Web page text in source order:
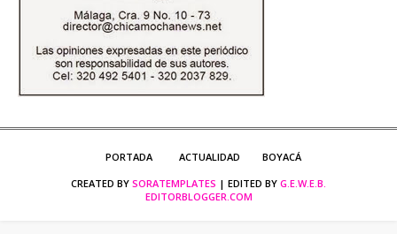
PORTADA ACTUALIDAD
BOYACÁ
CREATED BY SORATEMPLATES | EDITED BY G.E.W.E.B.
EDITORBLOGGER.COM